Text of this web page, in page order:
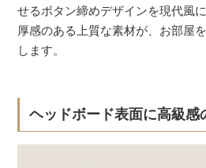
せるボタン締めデザインを現代風
厚感のある上質な素材が、お部屋
します。
ヘッドボード表面に高級感